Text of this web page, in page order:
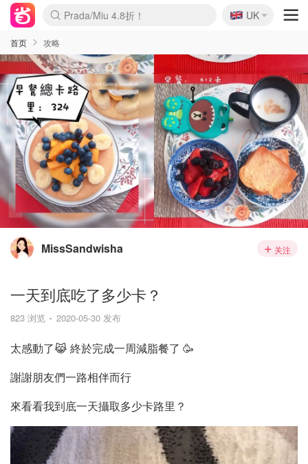
Prada/Miu 4.8折！
🇬🇧
UK
首页 攻略
MissSandwisha 关注
一天到底吃了多少卡？
823 浏览 2020-05-30 发布
太感動了😹 終於完成一周減脂餐了 🥳
謝謝朋友們一路相伴而行
來看看我到底一天攝取多少卡路里？